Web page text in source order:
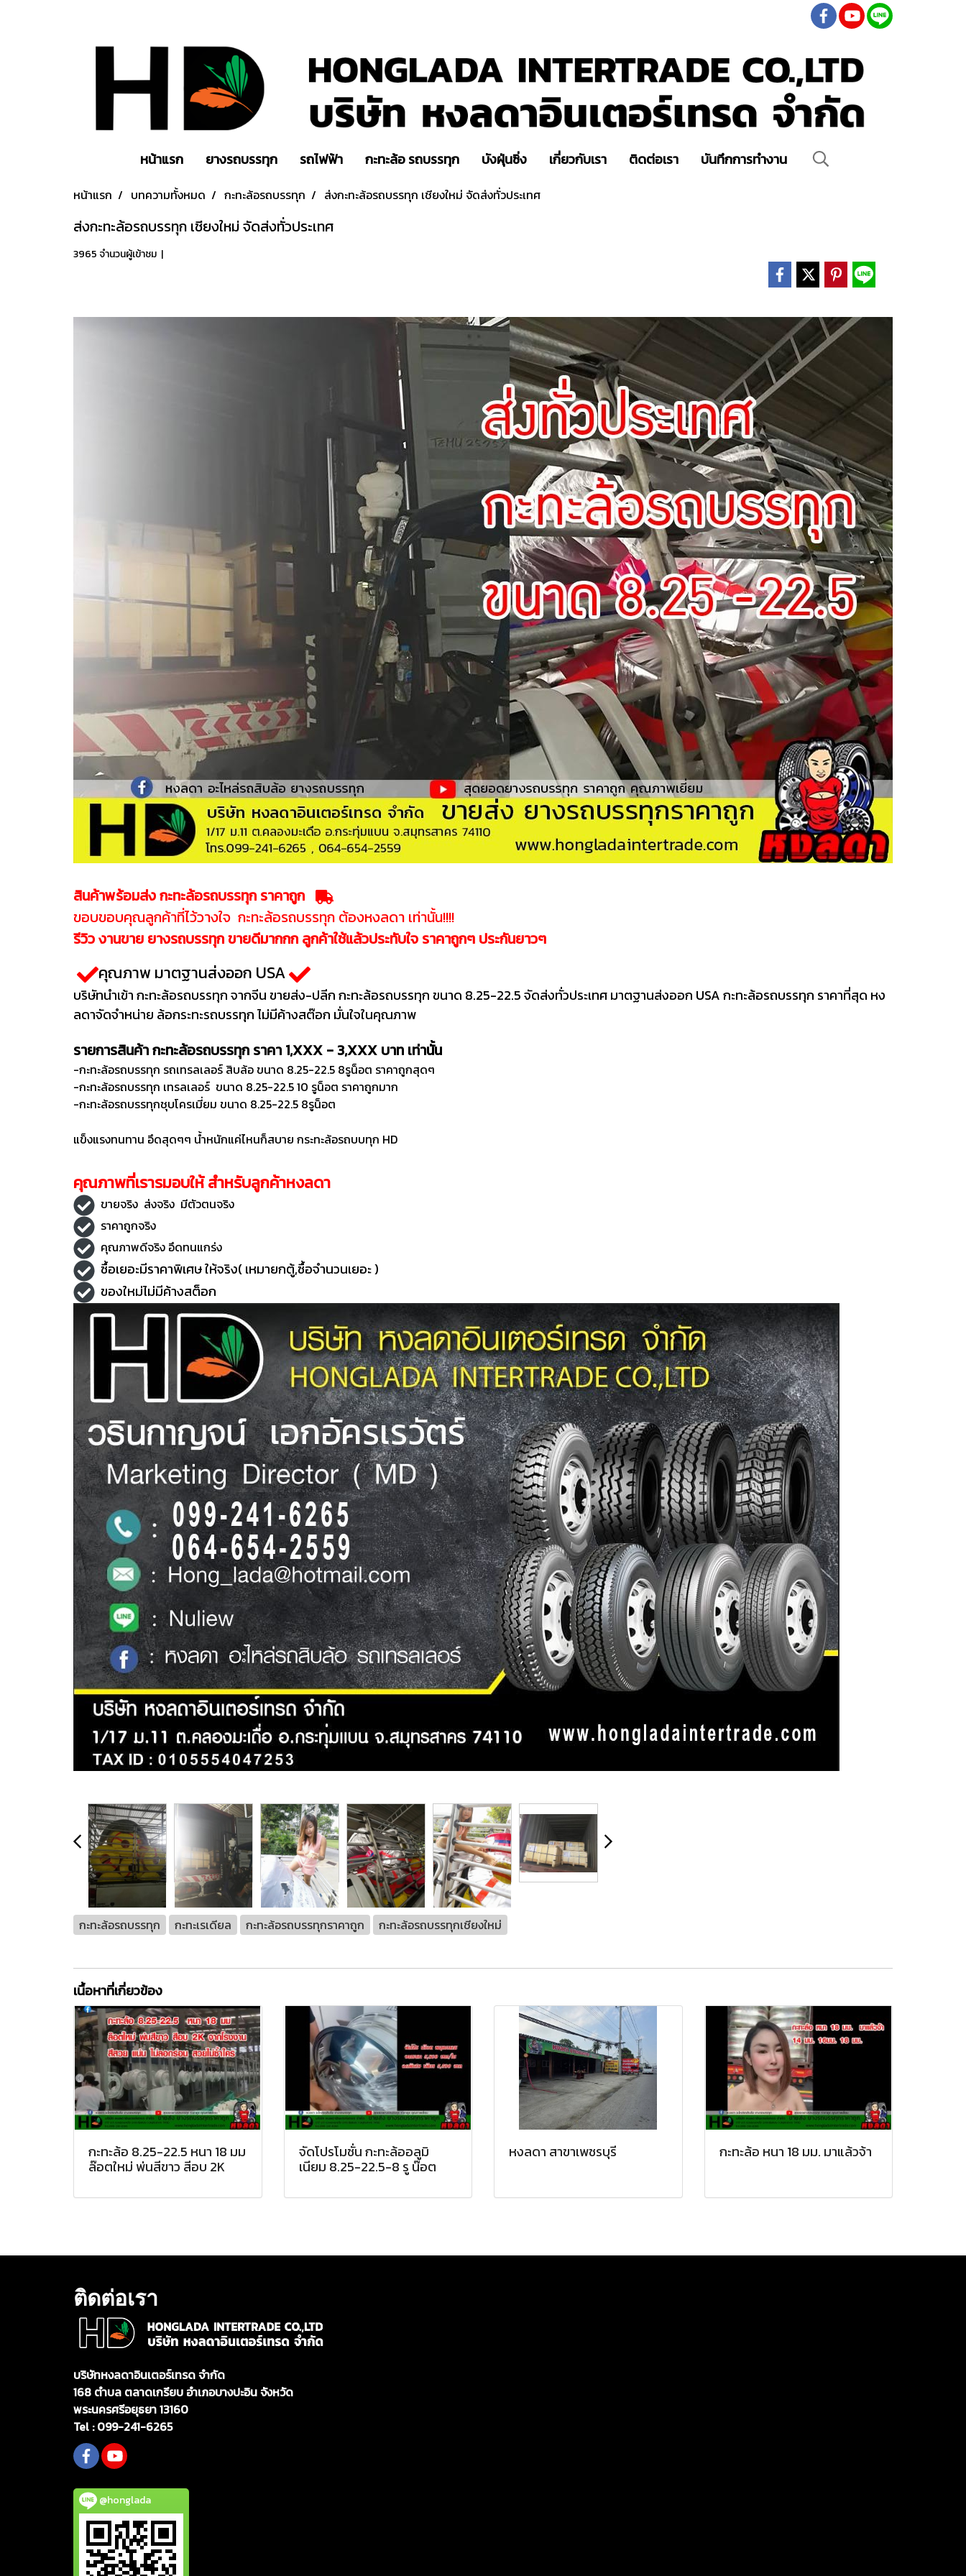
หน้าแรก ยางรถบรรทุก รถไฟฟ้า กะทะล้อ รถบรรทุก บังฝุ่นซิ่ง เกี่ยวกับเรา ติดต่อเรา บันทึกการทำงาน
หน้าแรก บทความทั้งหมด กะทะล้อรถบรรทุก ส่งกะทะล้อรถบรรทุก เชียงใหม่ จัดส่งทั่วประเทศ
ส่งกะทะล้อรถบรรทุก เชียงใหม่ จัดส่งทั่วประเทศ
3965 จำนวนผู้เข้าชม |
สินค้าพร้อมส่ง กะทะล้อรถบรรทุก ราคาถูก
ขอบขอบคุณลูกค้าที่ไว้วางใจ กะทะล้อรถบรรทุก ต้องหงลดา เท่านั้น!!!!
รีวิว งานขาย ยางรถบรรทุก ขายดีมากกก ลูกค้าใช้แล้วประทับใจ ราคาถูกๆ ประกันยาวๆ
คุณภาพ มาตฐานส่งออก USA
บริษัทนำเข้า กะทะล้อรถบรรทุก จากจีน ขายส่ง-ปลีก กะทะล้อรถบรรทุก ขนาด 8.25-22.5 จัดส่งทั่วประเทศ มาตฐานส่งออก USA กะทะล้อรถบรรทุก ราคาที่สุด หง
ลดาจัดจำหน่าย ล้อกระทะรถบรรทุก ไม่มีค้างสต๊อก มั่นใจในคุณภาพ
รายการสินค้า กะทะล้อรถบรรทุก ราคา 1,XXX - 3,XXX บาท เท่านั้น
-กะทะล้อรถบรรทุก รถเทรลเลอร์ สิบล้อ ขนาด 8.25-22.5 8รูน็อต ราคาถูกสุดๆ
-กะทะล้อรถบรรทุก เทรลเลอร์ ขนาด 8.25-22.5 10 รูน็อต ราคาถูกมาก
-กะทะล้อรถบรรทุกชุบโครเมี่ยม ขนาด 8.25-22.5 8รูน็อต
แข็งแรงทนทาน อึดสุดๆๆ น้ำหนักแค่ไหนก็สบาย กระทะล้อรถบบทุก HD
คุณภาพที่เรารมอบให้ สำหรับลูกค้าหงลดา
ขายจริง ส่งจริง มีตัวตนจริง
ราคาถูกจริง
คุณภาพดีจริง อึดทนแกร่ง
ซื้อเยอะมีราคาพิเศษ ให้จริง( เหมายกตู้,ซื้อจำนวนเยอะ )
ของใหม่ไม่มีค้างสต็อก
กะทะล้อรถบรรทุก กะทะเรเดียล กะทะล้อรถบรรทุกราคาถูก กะทะล้อรถบรรทุกเชียงใหม่
เนื้อหาที่เกี่ยวข้อง
กะทะล้อ 8.25-22.5 หนา 18 มม
ล๊อตใหม่ พ่นสีขาว สีอบ 2K
จัดโปรโมชั่น กะทะล้ออลูมิ
เนียม 8.25-22.5-8 รู น๊อต
หงลดา สาขาเพชรบุรี กะทะล้อ หนา 18 มม. มาแล้วจ้า
ติดต่อเรา
บริษัทหงลดาอินเตอร์เทรด จำกัด
168 ตำบล ตลาดเกรียบ อำเภอบางปะอิน จังหวัด
พระนครศรีอยุธยา 13160
Tel :099-241-6265
@honglada